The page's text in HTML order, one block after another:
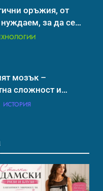
оръжия, от
нуждаем, за да се
мозък –
сложност и
ИСТОРИЯ
други култури,
със смъртта